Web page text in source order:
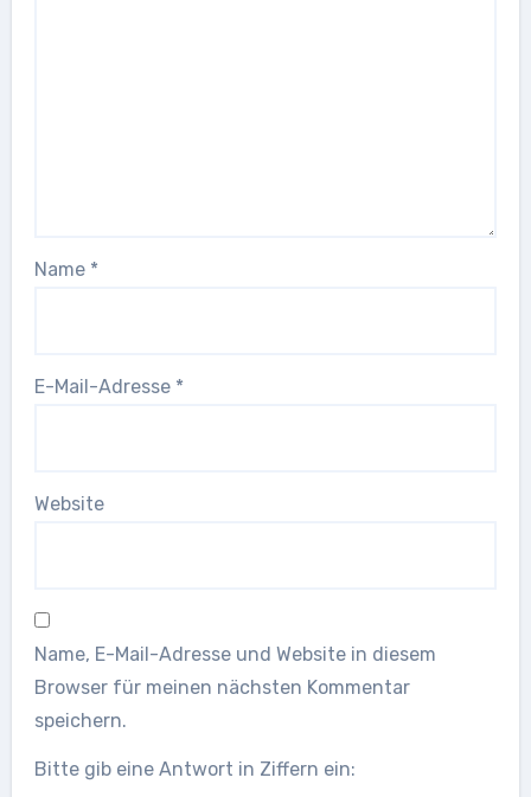
Name *
E-Mail-Adresse *
Website
Name, E-Mail-Adresse und Website in diesem
Browser für meinen nächsten Kommentar
speichern.
Bitte gib eine Antwort in Ziffern ein: